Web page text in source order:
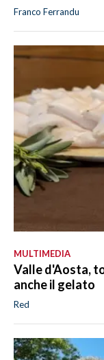
Franco Ferrandu
MULTIMEDIA
Valle d'Aosta,
anche il gelato
Red